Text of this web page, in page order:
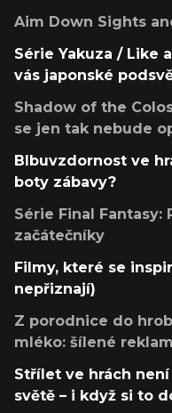
Aim Down Sights
Série Yakuza / Like
vás japonské
Shadow of the
se jen tak nebude
Blbuvzdornost ve
boty zábavy?
Série Final Fantasy:
začátečníky
Filmy, které se
nepřiznají)
Z porodnice do
mléko: šílené
Střílet ve hrách
světě – i když si to